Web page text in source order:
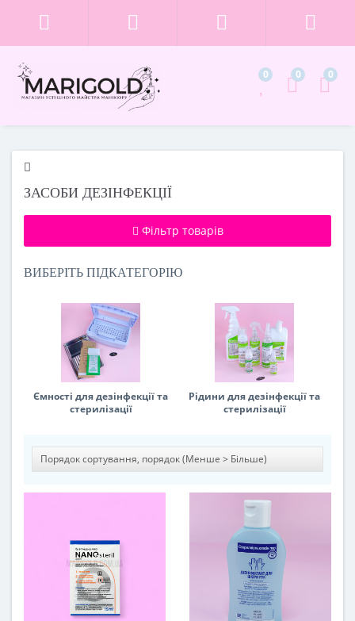
0 0 0
ЗАСОБИ ДЕЗІНФЕКЦІЇ
Фільтр товарів
ВИБЕРІТЬ ПІДКАТЕГОРІЮ
Ємності для дезінфекції та
стерилізації
Рідини для дезінфекції та
стерилізації